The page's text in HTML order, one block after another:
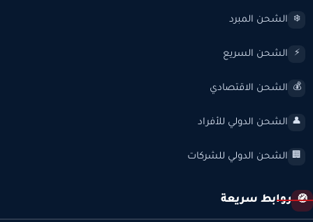
❄️ الشحن المبرد
⚡ الشحن السريع
💰 الشحن الاقتصادي
👤 الشحن الدولي للأفراد
🏢 الشحن الدولي للشركات
🧭 روابط سريعة